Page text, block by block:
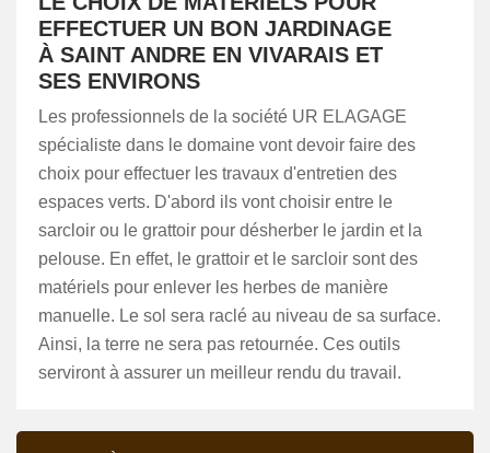
EFFECTUER UN BON JARDINAGE
À SAINT ANDRE EN VIVARAIS ET
SES ENVIRONS
Les professionnels de la société UR ELAGAGE
spécialiste dans le domaine vont devoir faire des
choix pour effectuer les travaux d'entretien des
espaces verts. D'abord ils vont choisir entre le
sarcloir ou le grattoir pour désherber le jardin et la
pelouse. En effet, le grattoir et le sarcloir sont des
matériels pour enlever les herbes de manière
manuelle. Le sol sera raclé au niveau de sa surface.
Ainsi, la terre ne sera pas retournée. Ces outils
serviront à assurer un meilleur rendu du travail.